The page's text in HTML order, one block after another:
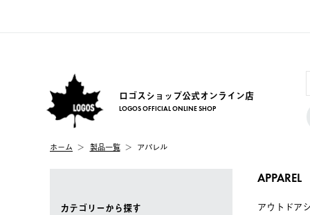
ロゴスショップ公式オンライン店
LOGOS OFFICIAL ONLINE SHOP
ホーム 製品一覧 アパレル
カテゴリーから探す
APPAREL
アウトドア